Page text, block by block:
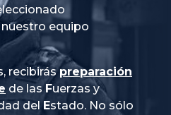
equipo
recibiráspreparación
de las Fuerzas y
del Estado. No sólo